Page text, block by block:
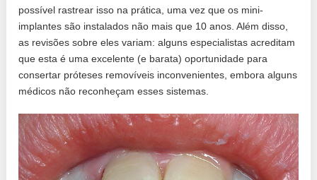
possível rastrear isso na prática, uma vez que os mini-
implantes são instalados não mais que 10 anos. Além disso,
as revisões sobre eles variam: alguns especialistas acreditam
que esta é uma excelente (e barata) oportunidade para
consertar próteses removíveis inconvenientes, embora alguns
médicos não reconheçam esses sistemas.